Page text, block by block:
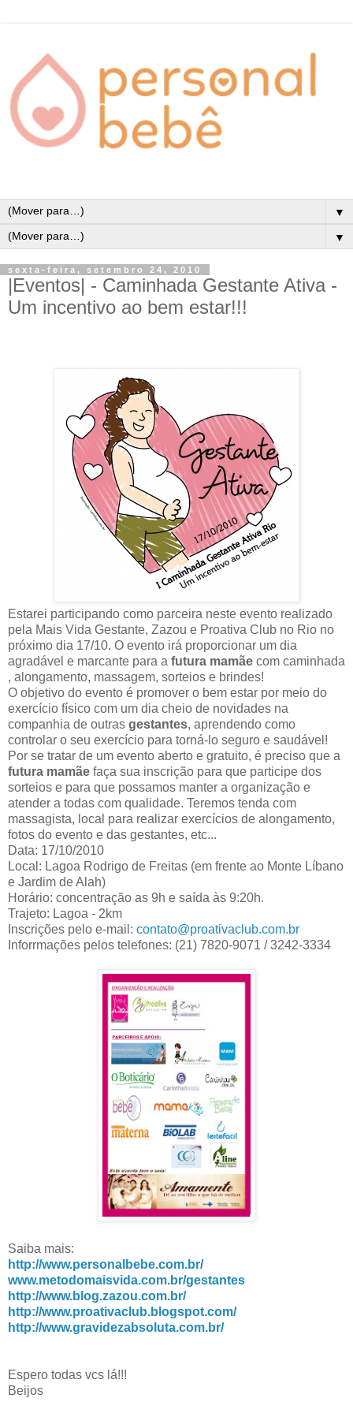
▼
▼
sexta-feira, setembro 24, 2010
|Eventos| - Caminhada Gestante Ativa -
Um incentivo ao bem estar!!!
Estarei participando como parceira neste evento realizado
pela Mais Vida Gestante, Zazou e Proativa Club no Rio no
próximo dia 17/10. O evento irá proporcionar um dia
agradável e marcante para a futura mamãe com caminhada
, alongamento, massagem, sorteios e brindes!
O objetivo do evento é promover o bem estar por meio do
exercício físico com um dia cheio de novidades na
companhia de outras gestantes, aprendendo como
controlar o seu exercício para torná-lo seguro e saudável!
Por se tratar de um evento aberto e gratuito, é preciso que a
futura mamãe faça sua inscrição para que participe dos
sorteios e para que possamos manter a organização e
atender a todas com qualidade. Teremos tenda com
massagista, local para realizar exercícios de alongamento,
fotos do evento e das gestantes, etc...
Data: 17/10/2010
Local: Lagoa Rodrigo de Freitas (em frente ao Monte Líbano
e Jardim de Alah)
Horário: concentração as 9h e saída às 9:20h.
Trajeto: Lagoa - 2km
Inscrições pelo e-mail: contato@proativaclub.com.br
Inforrmações pelos telefones: (21) 7820-9071 / 3242-3334
Saiba mais:
http://www.personalbebe.com.br/
www.metodomaisvida.com.br/gestantes
http://www.blog.zazou.com.br/
http://www.proativaclub.blogspot.com/
http://www.gravidezabsoluta.com.br/
Espero todas vcs lá!!!
Beijos